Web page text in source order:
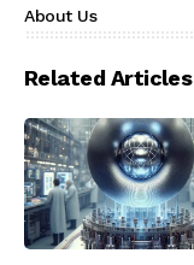
About Us
Related Articles